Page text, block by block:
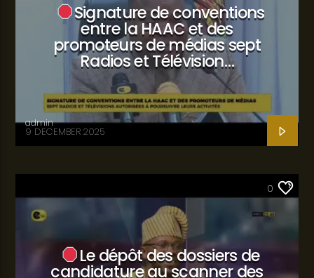
Signature de conventions
entre la HAAC et des
promoteurs de médias sept
Radios et Télévision…
admin
9 DECEMBER 2025
0
Le dépôt des dossiers de
candidature au scanner des